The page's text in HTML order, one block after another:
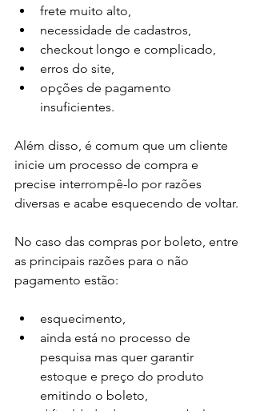
frete muito alto,
necessidade de cadastros,
checkout longo e complicado,
erros do site,
opções de pagamento
insuficientes.
Além disso, é comum que um cliente
inicie um processo de compra e
precise interrompê-lo por razões
diversas e acabe esquecendo de voltar.
No caso das compras por boleto, entre
as principais razões para o não
pagamento estão:
esquecimento,
ainda está no processo de
pesquisa mas quer garantir
estoque e preço do produto
emitindo o boleto,